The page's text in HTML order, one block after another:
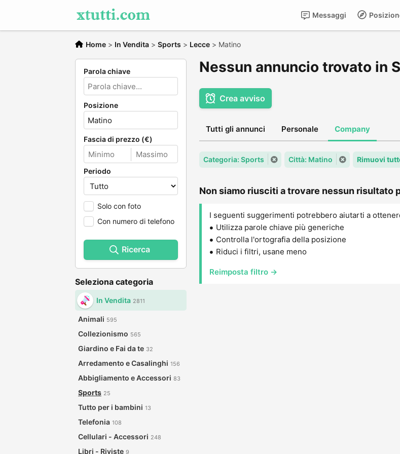
Messaggi
Home > In Vendita > Sports > Lecce > Matino
Parola chiave
Posizione
Fascia di prezzo (€)
Periodo
Solo con foto
Con numero di telefono
Ricerca
Seleziona categoria
In Vendita 2811
Animali 595
Collezionismo 565
Giardino e Fai da te 32
Arredamento e Casalinghi 156
Abbigliamento e Accessori 83
Sports 25
Tutto per i bambini 13
Telefonia 108
Cellulari - Accessori 248
Libri - Riviste 9
Nessun annuncio trovato in
Crea avviso
Tutti gli annunci Personale Company
Categoria: Sports Città: Matino Rimuovi
Non siamo riusciti a trovare nessun risultato
I seguenti suggerimenti potrebbero aiutarti a
Utilizza parole chiave più generiche
Controlla l'ortografia della posizione
Riduci i filtri, usane meno
Reimposta filtro →